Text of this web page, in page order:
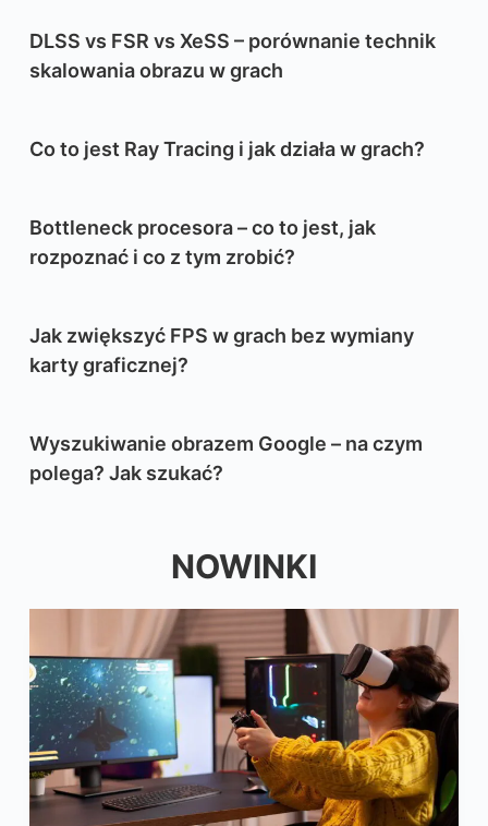
DLSS vs FSR vs XeSS – porównanie technik
skalowania obrazu w grach
Co to jest Ray Tracing i jak działa w grach?
Bottleneck procesora – co to jest, jak
rozpoznać i co z tym zrobić?
Jak zwiększyć FPS w grach bez wymiany
karty graficznej?
Wyszukiwanie obrazem Google – na czym
polega? Jak szukać?
NOWINKI